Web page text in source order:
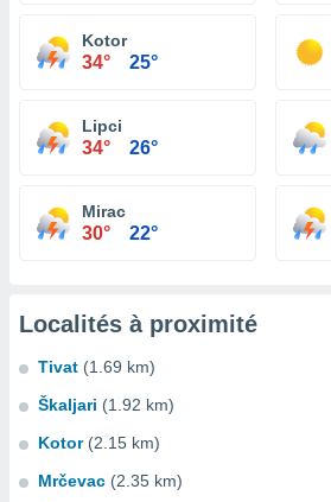
Kotor
34° 25°
Lipci
34° 26°
Mirac
30° 22°
Localités à proximité
Tivat (1.69 km)
Škaljari (1.92 km)
Kotor (2.15 km)
Mrčevac (2.35 km)